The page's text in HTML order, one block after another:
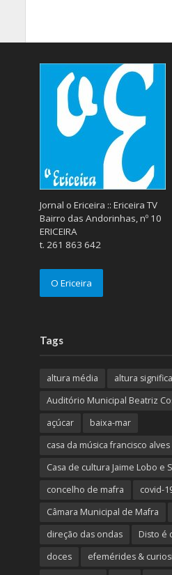
Jornal o Ericeira :: Ericeira TV
Bairro das Andorinhas, nº 10
ERICEIRA
t. 261 863 642
O Ericeira
Tags
altura média altura
Auditório Municipal Beatriz
açúcar
baixa-mar
casa da música francisco alves
Casa de cultura Jaime Lobo e
concelho de mafra
covid-
Câmara Municipal de Mafra
direção das ondas
Disto é
doces
efemérides &